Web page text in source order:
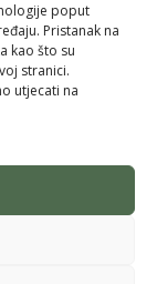
poput
Pristanak na
kao što su
stranici.
utjecati na
na prvu
ekskluzivne